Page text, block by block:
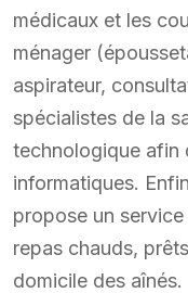
médicaux et les
ménager
aspirateur,
spécialistes de la
technologique afin
informatiques.
propose un
repas chauds,
domicile des aînés.